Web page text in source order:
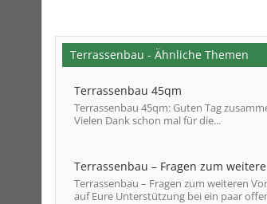
Terrassenbau - Ähnliche Themen
Terrassenbau 45qm
Terrassenbau 45qm: Guten Tag
Vielen Dank schon mal für die...
Terrassenbau – Fragen zum
Terrassenbau – Fragen zum weiteren
auf Eure Unterstützung bei ein paar